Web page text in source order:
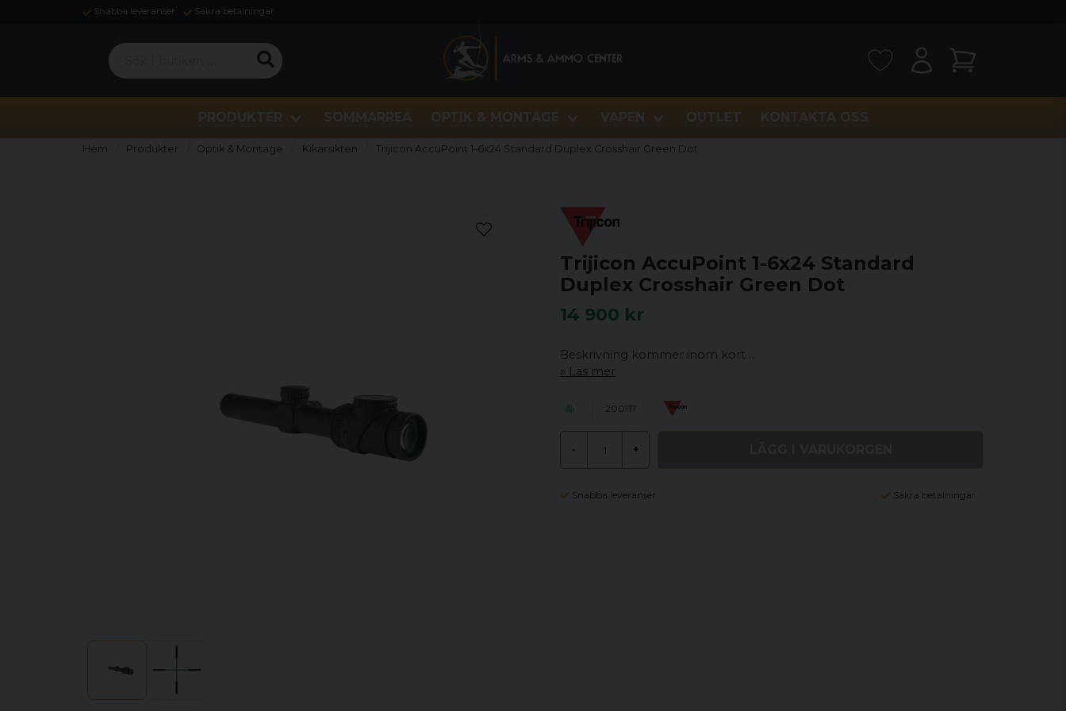
Snabba leveranser Säkra betalningar
Sök i butiken ...
PRODUKTER SOMMARREA OPTIK & MONTAGE VAPEN OUTLET KONTAKTA OSS
Hem Produkter Optik & Montage Kikarsikten Trijicon AccuPoint 1-6x24 Standard Duplex Crosshair Green Dot
Trijicon AccuPoint 1-6x24 Standard
Duplex Crosshair Green Dot
14 900 kr
Beskrivning kommer inom kort …
Läs mer
200117
- +
Snabba leveranser Säkra betalningar